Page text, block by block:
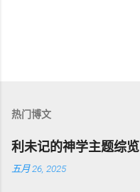
热门博文
利未记的神学主题综览
五月 26, 2025